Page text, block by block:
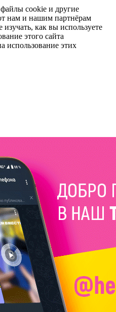
cookie и другие
нам и нашим партнёрам
как вы используете
этого сайта
использование этих